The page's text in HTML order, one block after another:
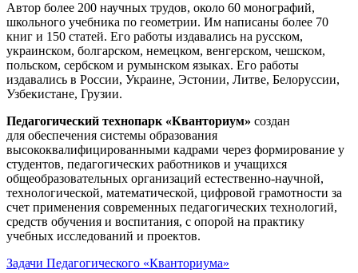
Автор более 200 научных трудов, около 60 монографий,
школьного учебника по геометрии. Им написаны более 70
книг и 150 статей. Его работы издавались на русском,
украинском, болгарском, немецком, венгерском, чешском,
польском, сербском и румынском языках. Его работы
издавались в России, Украине, Эстонии, Литве, Белоруссии,
Узбекистане, Грузии.
Педагогический технопарк «Кванториум» создан
для обеспечения системы образования
высококвалифицированными кадрами через формирование у
студентов, педагогических работников и учащихся
общеобразовательных организаций естественно-научной,
технологической, математической, цифровой грамотности за
счет применения современных педагогических технологий,
средств обучения и воспитания, с опорой на практику
учебных исследований и проектов.
Задачи Педагогического «Кванториума»